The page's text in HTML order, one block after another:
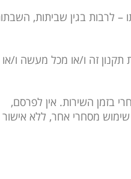
– לרבות בגין שביתות,
תקנון זה ו/או מכל מעשה ו/או
בזמן השירות. אין לפרסם,
מסחרי אחר, ללא אישור